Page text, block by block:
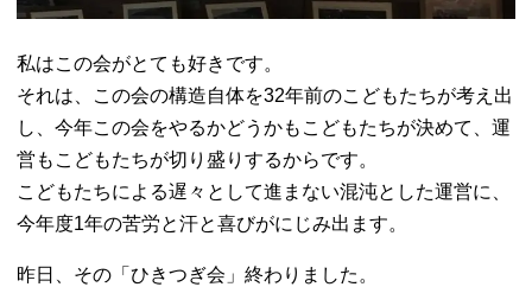
私はこの会がとても好きです。
それは、この会の構造自体を32年前のこどもたちが考え出
し、今年この会をやるかどうかもこどもたちが決めて、運
営もこどもたちが切り盛りするからです。
こどもたちによる遅々として進まない混沌とした運営に、
今年度1年の苦労と汗と喜びがにじみ出ます。
昨日、その「ひきつぎ会」終わりました。